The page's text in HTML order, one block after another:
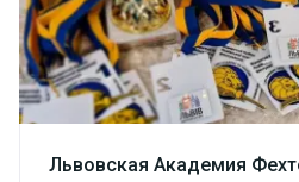
Львовская Академия